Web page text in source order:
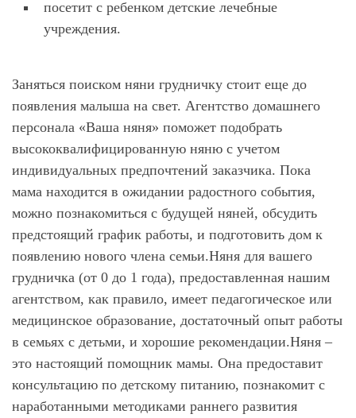
посетит с ребенком детские лечебные
учреждения.
Заняться поиском няни грудничку стоит еще до
появления малыша на свет. Агентство домашнего
персонала «Ваша няня» поможет подобрать
высококвалифицированную няню с учетом
индивидуальных предпочтений заказчика. Пока
мама находится в ожидании радостного события,
можно познакомиться с будущей няней, обсудить
предстоящий график работы, и подготовить дом к
появлению нового члена семьи.Няня для вашего
грудничка (от 0 до 1 года), предоставленная нашим
агентством, как правило, имеет педагогическое или
медицинское образование, достаточный опыт работы
в семьях с детьми, и хорошие рекомендации.Няня –
это настоящий помощник мамы. Она предоставит
консультацию по детскому питанию, познакомит с
наработанными методиками раннего развития